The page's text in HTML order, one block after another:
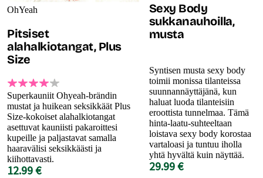
OhYeah
Pitsiset
alahalkiotangat, Plus
Size
Superkauniit Ohyeah-brändin
mustat ja huikean seksikkäät Plus
Size-kokoiset alahalkiotangat
asettuvat kauniisti pakaroittesi
kupeille ja paljastavat samalla
haaravälisi seksikkäästi ja
kiihottavasti.
12.99 €
Sexy Body
sukkanauhoilla,
musta
Syntisen musta sexy body
toimii monissa tilanteissa
suunnannäyttäjänä, kun
haluat luoda tilanteisiin
eroottista tunnelmaa. Tämä
hinta-laatu-suhteeltaan
loistava sexy body korostaa
vartaloasi ja tuntuu iholla
yhtä hyvältä kuin näyttää.
29.99 €